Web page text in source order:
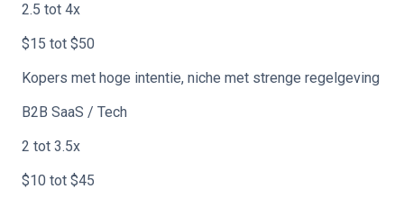
2.5 tot 4x
$15 tot $50
Kopers met hoge intentie, niche met strenge regelgeving
B2B SaaS / Tech
2 tot 3.5x
$10 tot $45